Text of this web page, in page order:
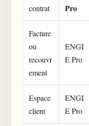
contrat
Pro
Facture
ou
recouvr
ement
ENGI
E Pro
Espace
client
ENGI
E Pro